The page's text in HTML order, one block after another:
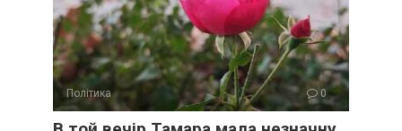
Політика 0